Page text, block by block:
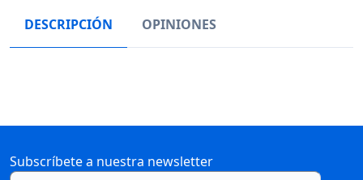
DESCRIPCIÓN OPINIONES
Subscríbete a nuestra newsletter